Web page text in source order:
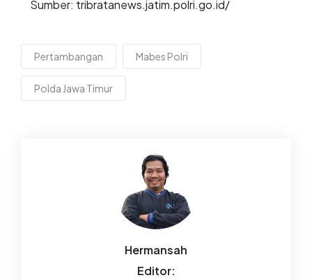
Sumber: tribratanews.jatim.polri.go.id/
Pertambangan Mabes Polri
Polda Jawa Timur
Hermansah
Editor: